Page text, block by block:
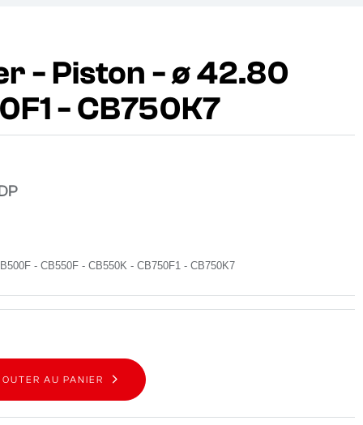
- Piston - ø 42.80
- CB750K7
500F - CB550F - CB550K - CB750F1 - CB750K7
AU PANIER